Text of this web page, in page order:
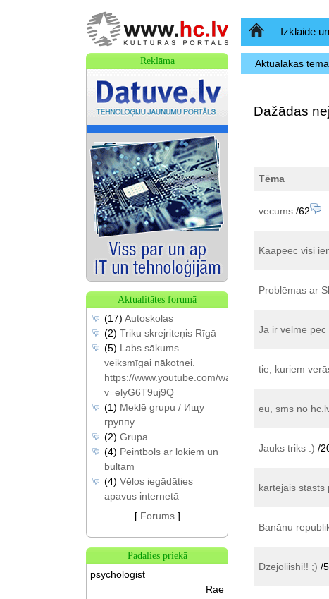
Sākumlapa
Izklaide
Aktuālākās
Dažādas
Tēma
vecums/62
Kaapeec visi
Problēmas ar
Ja ir vēlme
tie, kuriem
eu, sms no
Jauks triks :) /
kārtējais stāsts
Banānu
Dzejoliishi!! ;) /5
Reklāma
Aktualitātes forumā
(17) Autoskolas
(2) Triku skrejriteņis Rīgā
(5) Labs sākums
veiksmīgai nākotnei.
https://www.youtube.com/watch?
v=elyG6T9uj9Q
(1) Meklē grupu / Ищу
группу
(2) Grupa
(4) Peintbols ar lokiem un
bultām
(4) Vēlos iegādāties
apavus internetā
[ Forums]
Padalies priekā
psychologist
Rae